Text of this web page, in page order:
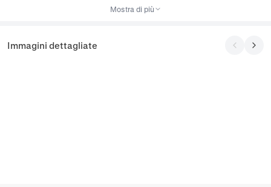
Mostra di più
Immagini dettagliate